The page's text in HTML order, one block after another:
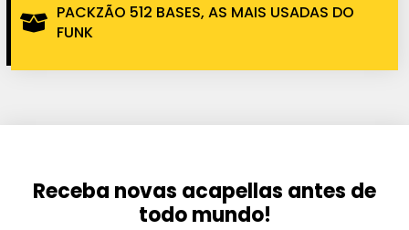
PACKZÃO 512 BASES, AS MAIS USADAS DO
FUNK
Receba novas acapellas antes de
todo mundo!